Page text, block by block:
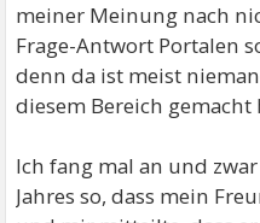
meiner Meinung nach
Frage-Antwort Portalen
denn da ist meist
diesem Bereich gemacht
Ich fang mal an und
Jahres so, dass mein